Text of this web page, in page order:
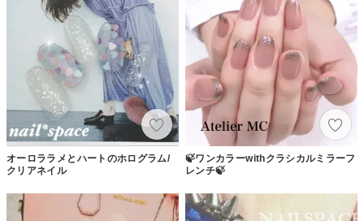
オーロララメとハートのホログラム/
クリアネイル
🍃ワンカラーwithクラシカルミラーフ
レンチ🍃